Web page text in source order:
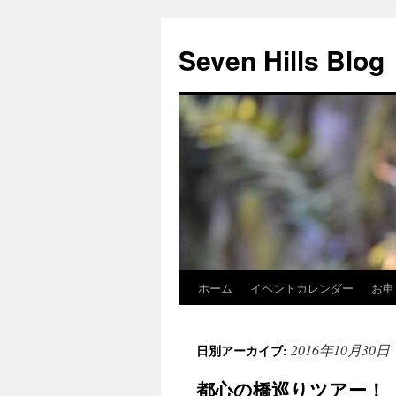
Seven Hills Blog
ン
ホーム イベントカレンダー お
日別アーカイブ: 2016年10月30日
都心の橋巡りツアー！